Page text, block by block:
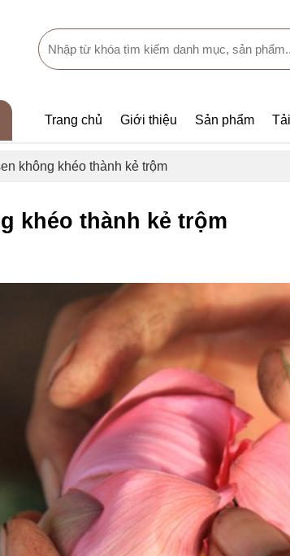
Search
for:
Trang chủ Giới thiệu Sản phẩm
không khéo thành kẻ trộm
khéo thành kẻ trộm